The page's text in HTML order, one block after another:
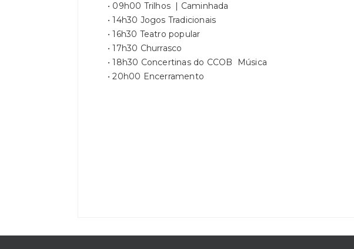
• 09h00 Trilhos | Caminhada
• 14h30 Jogos Tradicionais
• 16h30 Teatro popular
• 17h30 Churrasco
• 18h30 Concertinas do CCOB Música
• 20h00 Encerramento